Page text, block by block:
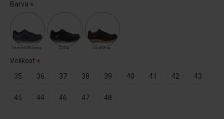
Barva
Temno modra Črna Oranžna
Velikost
35
36 37 38 39 40 41 42 43
45 44 46 47 48